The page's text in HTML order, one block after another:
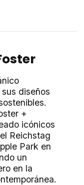
diseños
+
icónicos
Reichstag
Park en
un
en la